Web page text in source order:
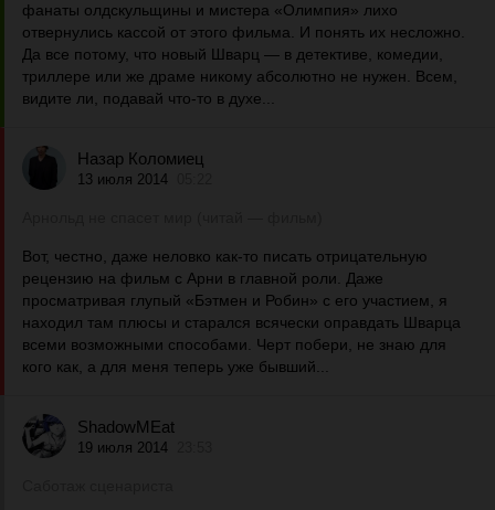
фанаты олдскульщины и мистера «Олимпия» лихо
отвернулись кассой от этого фильма. И понять их несложно.
Да все потому, что новый Шварц — в детективе, комедии,
триллере или же драме никому абсолютно не нужен. Всем,
видите ли, подавай что-то в духе...
Назар Коломиец
13 июля 2014
Вот, честно, даже неловко как-то писать отрицательную
рецензию на фильм с Арни в главной роли. Даже
просматривая глупый «Бэтмен и Робин» с его участием, я
находил там плюсы и старался всячески оправдать Шварца
всеми возможными способами. Черт побери, не знаю для
кого как, а для меня теперь уже бывший...
ShadowMEat
19 июля 2014